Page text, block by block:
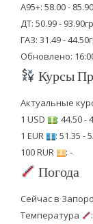
А95+: 58.00 -
ДТ: 50.99 -
ГАЗ: 31.49 -
Обновлено:
Курсы
Актуальные
1 USD
: 44.50 -
1 EUR
: 51.35 -
100 RUR
: -
Погода
Сейчас в
Температура